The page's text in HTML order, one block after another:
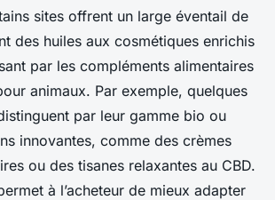
sites offrent un large éventail de
des huiles aux cosmétiques enrichis
par les compléments alimentaires
animaux. Par exemple, quelques
par leur gamme bio ou
innovantes, comme des crèmes
ou des tisanes relaxantes au CBD.
à l’acheteur de mieux adapter